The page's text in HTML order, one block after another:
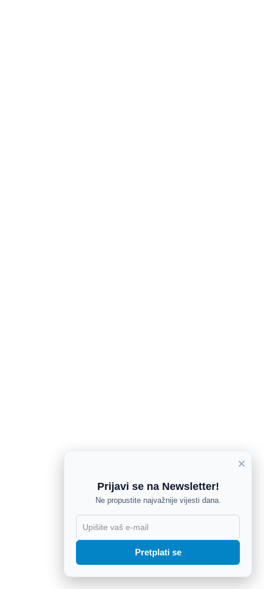
×
Prijavi se na Newsletter!
Ne propustite najvažnije vijesti dana.
Pretplati se